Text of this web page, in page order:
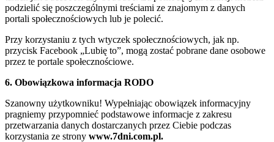
podzielić się poszczególnymi treściami ze znajomym z danych
portali społecznościowych lub je polecić.
Przy korzystaniu z tych wtyczek społecznościowych, jak np.
przycisk Facebook „Lubię to”, mogą zostać pobrane dane osobowe
przez te portale społecznościowe.
6. Obowiązkowa informacja RODO
Szanowny użytkowniku! Wypełniając obowiązek informacyjny
pragniemy przypomnieć podstawowe informacje z zakresu
przetwarzania danych dostarczanych przez Ciebie podczas
korzystania ze strony www.7dni.com.pl.